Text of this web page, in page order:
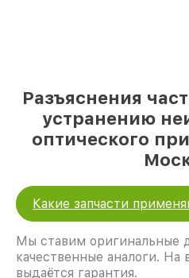
Разъяснения
устранению
оптического
Какие запчасти
Мы ставим оригинальные
качественные аналоги.
выдаётся гарантия.